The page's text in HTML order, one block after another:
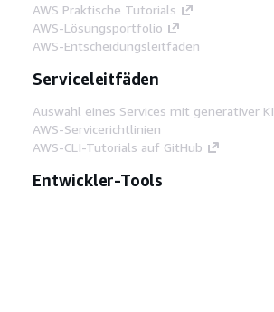
AWS Praktische Tutorials
AWS-Lösungsportfolio
AWS-Entscheidungsleitfäden
Serviceleitfäden
Auswahl eines Services mit generativer KI
AWS-Servicerichtlinien
AWS-CLI-Tutorials auf GitHub
Entwickler-Tools